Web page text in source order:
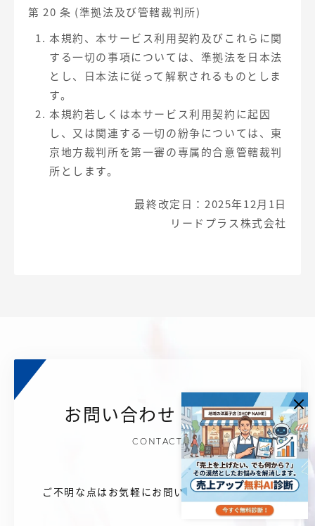
第 20 条 (準拠法及び管轄裁判所)
本規約、本サービス利用契約及びこれらに関
する一切の事項については、準拠法を日本法
とし、日本法に従って解釈されるものとしま
す。
本規約若しくは本サービス利用契約に起因
し、又は関連する一切の紛争については、東
京地方裁判所を第一審の専属的合意管轄裁判
所とします。
最終改定日：2025年12月1日
リードプラス株式会社
お問い合わせ・ご相談
CONTACT
ご不明な点はお気軽にお問い合わせください。